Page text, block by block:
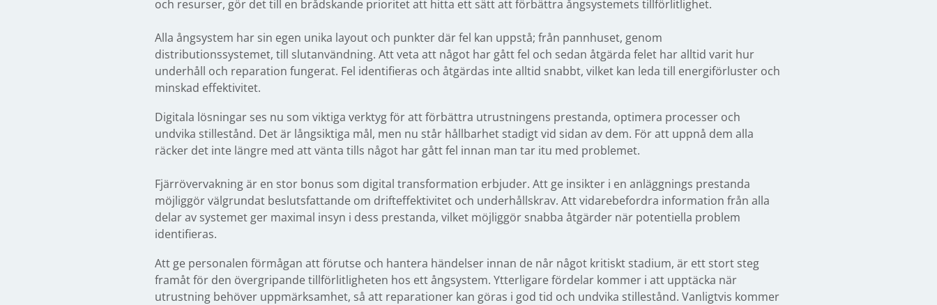
och resurser, gör det till en brådskande prioritet att hitta ett sätt att förbättra ångsystemets tillförlitlighet.
Alla ångsystem har sin egen unika layout och punkter där fel kan uppstå; från pannhuset, genom
distributionssystemet, till slutanvändning. Att veta att något har gått fel och sedan åtgärda felet har alltid varit hur
underhåll och reparation fungerat. Fel identifieras och åtgärdas inte alltid snabbt, vilket kan leda till energiförluster och
minskad effektivitet.
Digitala lösningar ses nu som viktiga verktyg för att förbättra utrustningens prestanda, optimera processer och
undvika stillestånd. Det är långsiktiga mål, men nu står hållbarhet stadigt vid sidan av dem. För att uppnå dem alla
räcker det inte längre med att vänta tills något har gått fel innan man tar itu med problemet.
Fjärrövervakning är en stor bonus som digital transformation erbjuder. Att ge insikter i en anläggnings prestanda
möjliggör välgrundat beslutsfattande om drifteffektivitet och underhållskrav. Att vidarebefordra information från alla
delar av systemet ger maximal insyn i dess prestanda, vilket möjliggör snabba åtgärder när potentiella problem
identifieras.
Att ge personalen förmågan att förutse och hantera händelser innan de når något kritiskt stadium, är ett stort steg
framåt för den övergripande tillförlitligheten hos ett ångsystem. Ytterligare fördelar kommer i att upptäcka när
utrustning behöver uppmärksamhet, så att reparationer kan göras i god tid och undvika stillestånd. Vanligtvis kommer